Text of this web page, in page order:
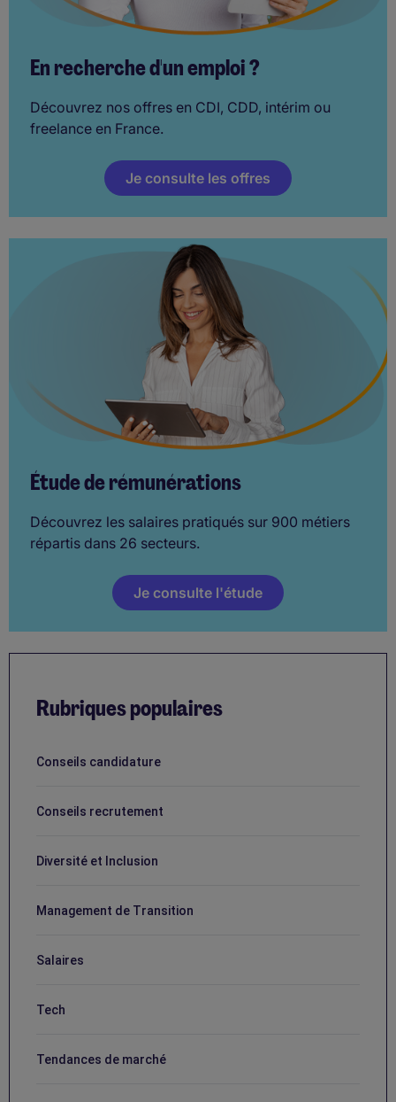
En recherche d'un emploi ?
Découvrez nos offres en CDI, CDD, intérim ou
freelance en France.
Je consulte les offres
Étude de rémunérations
Découvrez les salaires pratiqués sur 900 métiers
répartis dans 26 secteurs.
Je consulte l'étude
Rubriques populaires
Conseils candidature
Conseils recrutement
Diversité et Inclusion
Management de Transition
Salaires
Tech
Tendances de marché